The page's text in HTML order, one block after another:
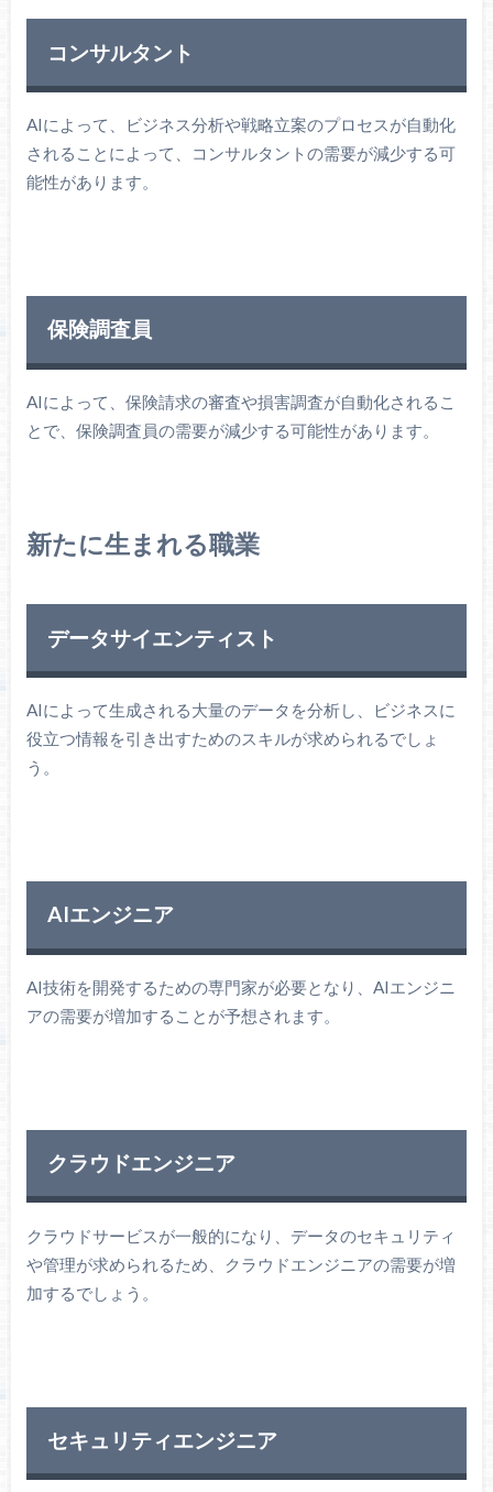
コンサルタント
AIによって、ビジネス分析や戦略立案のプロセスが自動化
されることによって、コンサルタントの需要が減少する可
能性があります。
保険調査員
AIによって、保険請求の審査や損害調査が自動化されるこ
とで、保険調査員の需要が減少する可能性があります。
新たに生まれる職業
データサイエンティスト
AIによって生成される大量のデータを分析し、ビジネスに
役立つ情報を引き出すためのスキルが求められるでしょ
う。
AIエンジニア
AI技術を開発するための専門家が必要となり、AIエンジニ
アの需要が増加することが予想されます。
クラウドエンジニア
クラウドサービスが一般的になり、データのセキュリティ
や管理が求められるため、クラウドエンジニアの需要が増
加するでしょう。
セキュリティエンジニア